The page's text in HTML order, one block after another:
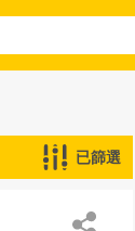
已篩選